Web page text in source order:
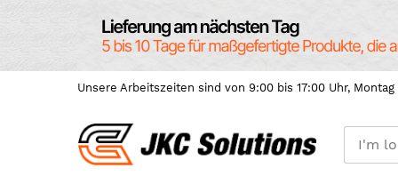
Unsere Arbeitszeiten sind von 9:00 bis 17:00 Uhr, Montag